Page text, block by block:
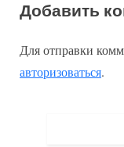
записям
д
д
у
Добавить
Для отправки
авторизоваться.